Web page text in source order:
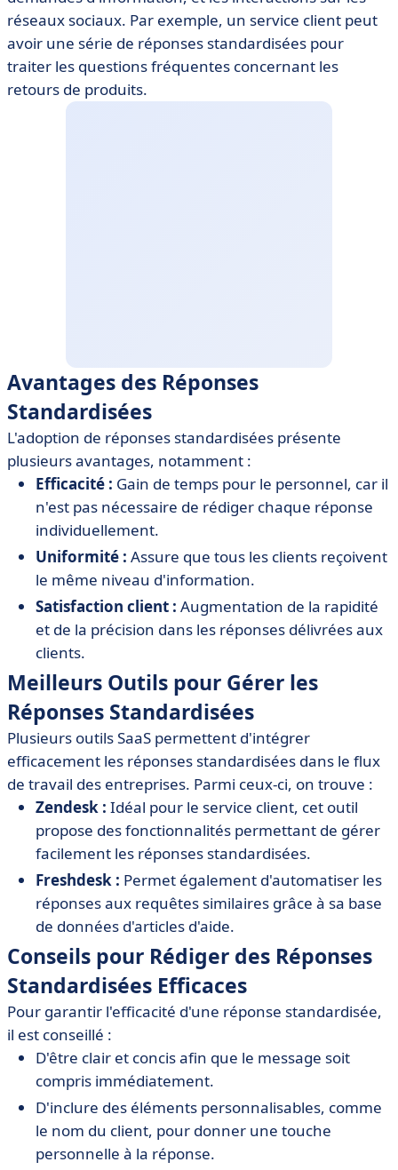
réseaux sociaux. Par exemple, un service client peut
avoir une série de réponses standardisées pour
traiter les questions fréquentes concernant les
retours de produits.
Avantages des Réponses
Standardisées
L'adoption de réponses standardisées présente
plusieurs avantages, notamment :
Efficacité : Gain de temps pour le personnel, car il
n'est pas nécessaire de rédiger chaque réponse
individuellement.
Uniformité : Assure que tous les clients reçoivent
le même niveau d'information.
Satisfaction client : Augmentation de la rapidité
et de la précision dans les réponses délivrées aux
clients.
Meilleurs Outils pour Gérer les
Réponses Standardisées
Plusieurs outils SaaS permettent d'intégrer
efficacement les réponses standardisées dans le flux
de travail des entreprises. Parmi ceux-ci, on trouve :
Zendesk : Idéal pour le service client, cet outil
propose des fonctionnalités permettant de gérer
facilement les réponses standardisées.
Freshdesk : Permet également d'automatiser les
réponses aux requêtes similaires grâce à sa base
de données d'articles d'aide.
Conseils pour Rédiger des Réponses
Standardisées Efficaces
Pour garantir l'efficacité d'une réponse standardisée,
il est conseillé :
D'être clair et concis afin que le message soit
compris immédiatement.
D'inclure des éléments personnalisables, comme
le nom du client, pour donner une touche
personnelle à la réponse.